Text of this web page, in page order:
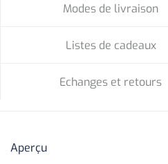
Modes de livraison
Listes de cadeaux
Echanges et retours
Aperçu